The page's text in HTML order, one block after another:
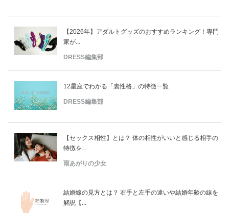
【2026年】アダルトグッズのおすすめランキング！専門
家が...
DRESS編集部
12星座でわかる「裏性格」の特徴一覧
DRESS編集部
【セックス相性】とは？ 体の相性がいいと感じる相手の
特徴を...
雨あがりの少女
結婚線の見方とは？ 右手と左手の違いや結婚年齢の線を
解説【...